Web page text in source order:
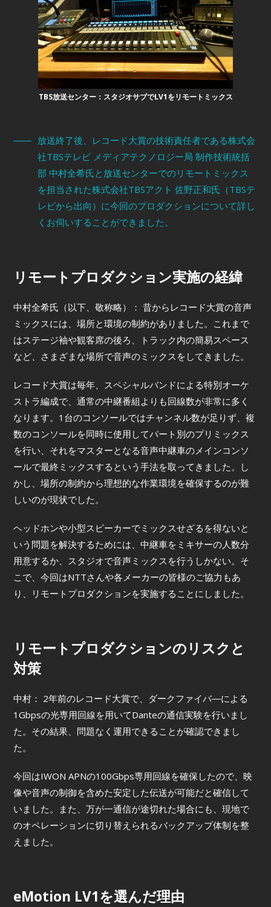
TBS放送センター：スタジオサブでLV1をリモートミックス
放送終了後、レコード大賞の技術責任者である株式会
社TBSテレビ メディアテクノロジー局 制作技術統括
部 中村全希氏と放送センターでのリモートミックス
を担当された株式会社TBSアクト 佐野正和氏（TBSテ
レビから出向）に今回のプロダクションについて詳し
くお伺いすることができました。
リモートプロダクション実施の経緯
中村全希氏（以下、敬称略）： 昔からレコード大賞の音声
ミックスには、場所と環境の制約がありました。これまで
はステージ袖や観客席の後ろ、トラック内の簡易スペース
など、さまざまな場所で音声のミックスをしてきました。
レコード大賞は毎年、スペシャルバンドによる特別オーケ
ストラ編成で、通常の中継番組よりも回線数が非常に多く
なります。1台のコンソールではチャンネル数が足りず、複
数のコンソールを同時に使用してパート別のプリミックス
を行い、それをマスターとなる音声中継車のメインコンソ
ールで最終ミックスするという手法を取ってきました。し
かし、場所の制約から理想的な作業環境を確保するのが難
しいのが現状でした。
ヘッドホンや小型スピーカーでミックスせざるを得ないと
いう問題を解決するためには、中継車をミキサーの人数分
用意するか、スタジオで音声ミックスを行うしかない。そ
こで、今回はNTTさんや各メーカーの皆様のご協力もあ
り、リモートプロダクションを実施することにしました。
リモートプロダクションのリスクと
対策
中村： 2年前のレコード大賞で、ダークファイバ―による
1Gbpsの光専用回線を用いてDanteの通信実験を行いまし
た。その結果、問題なく運用できることが確認できまし
た。
今回はIWON APNの100Gbps専用回線を確保したので、映
像や音声の制御を含めた安定した伝送が可能だと確信して
いました。また、万が一通信が途切れた場合にも、現地で
のオペレーションに切り替えられるバックアップ体制を整
えました。
eMotion LV1を選んだ理由